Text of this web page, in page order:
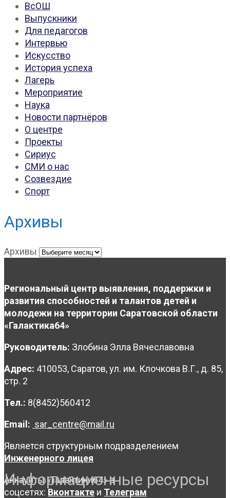
ВсОШ
Выпускники
Для педагогов
Интервью
Искусство
История успеха
Лагерь
Мероприятие
Наука
Новости партнёров
О центре
Проекты
Сириус
СМИ о нас
Созвездие
Спорт
Архивы
Архивы
Региональный центр выявления, поддержки и
развития способностей и талантов детей и
молодежи на территории Саратовской области
«Галактика64»
Руководитель: Злобина Элла Вячеславовна
Адрес: 410053, Саратов, ул. им. Клочкова В.Г., д. 85,
стр. 2
Тел.: 8(8452)560412
Email: sar_centre@mail.ru
Является структурным подразделением
Инженерного лицея
Аккаунты «Галактики64» в
соцсетях: Вконтакте и Телеграм
Информационные ресурсы